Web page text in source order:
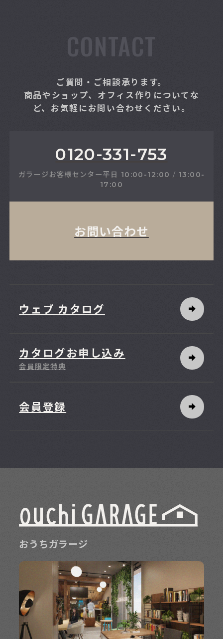
CONTACT
ご質問・ご相談承ります。
商品やショップ、オフィス作りについてな
ど、お気軽にお問い合わせください。
0120-331-753
ガラージお客様センター平日 10:00-12:00 / 13:00-
17:00
お問い合わせ
ウェブ カタログ
カタログお申し込み
会員限定特典
会員登録
おうちガラージ